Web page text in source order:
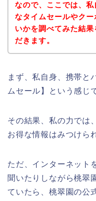
なので、ここでは、
なタイムセールやク
いかを調べてみた結
だきます。
まず、私自身、携帯と
ムセール】という感じ
その結果、私の力では
お得な情報はみつけら
ただ、インターネット
聞いたりしながら桃翠
ていたら、桃翠園の公